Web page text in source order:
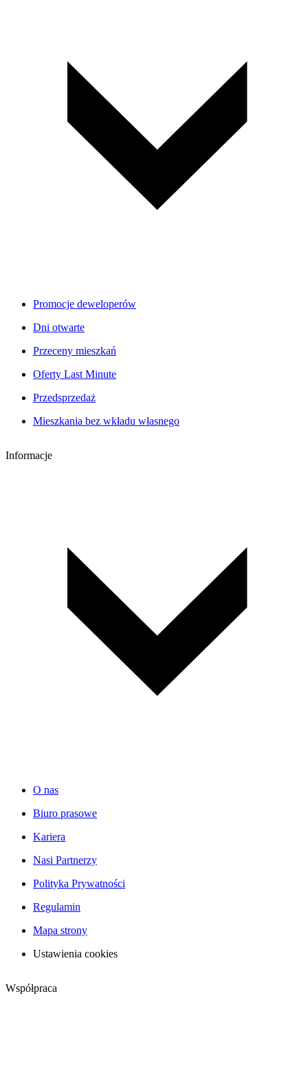
Promocje deweloperów
Dni otwarte
Przeceny mieszkań
Oferty Last Minute
Przedsprzedaż
Mieszkania bez wkładu własnego
Informacje
O nas
Biuro prasowe
Kariera
Nasi Partnerzy
Polityka Prywatności
Regulamin
Mapa strony
Ustawienia cookies
Współpraca